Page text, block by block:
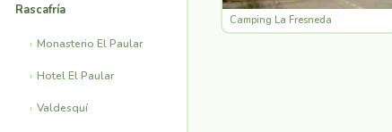
Rascafría
Monasterio El Paular
Hotel El Paular
Valdesquí
Camping La Fresneda